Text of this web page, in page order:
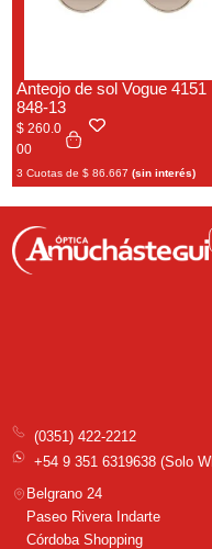
Anteojo de sol Vogue 4151
848-13
$ 260.0
00
3 Cuotas de$ 86.667 (sin interés)
(0351) 422-2212
+54 9 351 6319638 (Solo
Belgrano 24
Paseo Rivera Indarte
Córdoba Shopping